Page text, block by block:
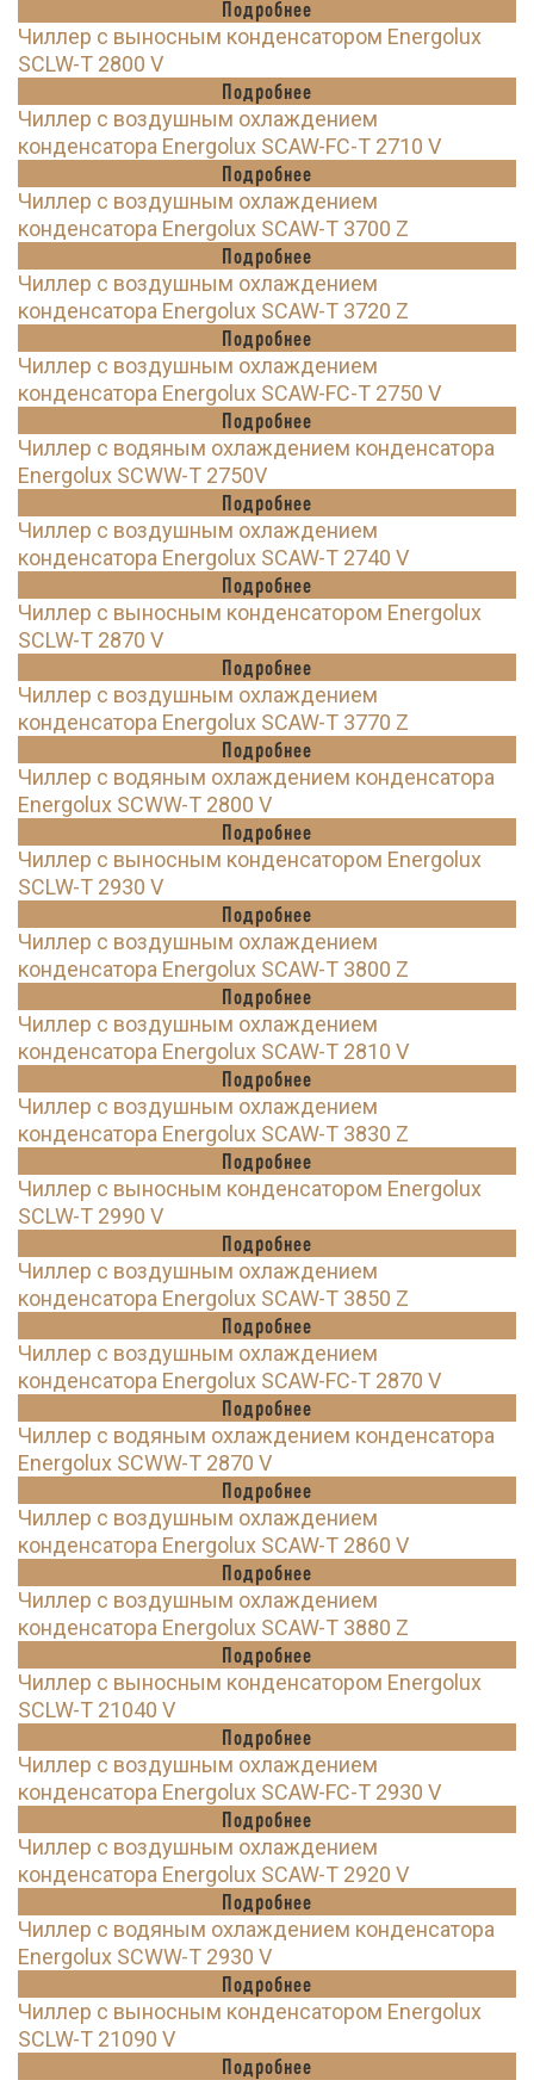
Подробнее
Чиллер с выносным конденсатором Energolux
SCLW-T 2800 V
Подробнее
Чиллер с воздушным охлаждением
конденсатора Energolux SCAW-FC-T 2710 V
Подробнее
Чиллер с воздушным охлаждением
конденсатора Energolux SCAW-T 3700 Z
Подробнее
Чиллер с воздушным охлаждением
конденсатора Energolux SCAW-T 3720 Z
Подробнее
Чиллер с воздушным охлаждением
конденсатора Energolux SCAW-FC-T 2750 V
Подробнее
Чиллер с водяным охлаждением конденсатора
Energolux SCWW-T 2750V
Подробнее
Чиллер с воздушным охлаждением
конденсатора Energolux SCAW-T 2740 V
Подробнее
Чиллер с выносным конденсатором Energolux
SCLW-T 2870 V
Подробнее
Чиллер с воздушным охлаждением
конденсатора Energolux SCAW-T 3770 Z
Подробнее
Чиллер с водяным охлаждением конденсатора
Energolux SCWW-T 2800 V
Подробнее
Чиллер с выносным конденсатором Energolux
SCLW-T 2930 V
Подробнее
Чиллер с воздушным охлаждением
конденсатора Energolux SCAW-T 3800 Z
Подробнее
Чиллер с воздушным охлаждением
конденсатора Energolux SCAW-T 2810 V
Подробнее
Чиллер с воздушным охлаждением
конденсатора Energolux SCAW-T 3830 Z
Подробнее
Чиллер с выносным конденсатором Energolux
SCLW-T 2990 V
Подробнее
Чиллер с воздушным охлаждением
конденсатора Energolux SCAW-T 3850 Z
Подробнее
Чиллер с воздушным охлаждением
конденсатора Energolux SCAW-FC-T 2870 V
Подробнее
Чиллер с водяным охлаждением конденсатора
Energolux SCWW-T 2870 V
Подробнее
Чиллер с воздушным охлаждением
конденсатора Energolux SCAW-T 2860 V
Подробнее
Чиллер с воздушным охлаждением
конденсатора Energolux SCAW-T 3880 Z
Подробнее
Чиллер с выносным конденсатором Energolux
SCLW-T 21040 V
Подробнее
Чиллер с воздушным охлаждением
конденсатора Energolux SCAW-FC-T 2930 V
Подробнее
Чиллер с воздушным охлаждением
конденсатора Energolux SCAW-T 2920 V
Подробнее
Чиллер с водяным охлаждением конденсатора
Energolux SCWW-T 2930 V
Подробнее
Чиллер с выносным конденсатором Energolux
SCLW-T 21090 V
Подробнее